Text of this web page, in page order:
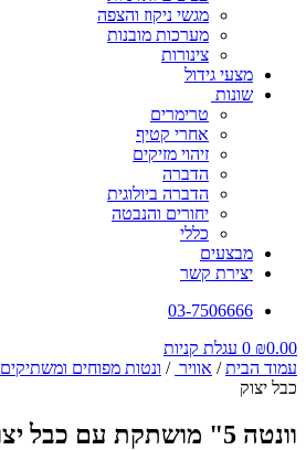
מגשי ניקוז והצפה
מערכות מובנות
צינורות
מצעי גידול
שונות
טרימרים
אחרי קטיף
זיהוי מזיקים
הדברה
הדברה ביולוגית
יחורים והנבטה
כללי
מבצעים
יצירת קשר
03-7506666
₪0.00
0 עגלת קניות
עמוד הבית/ אוויר / ונטות מפוחים ומשתיקים
כבל יצוק
וונטה 5" מושתקת עם כבל יצוק